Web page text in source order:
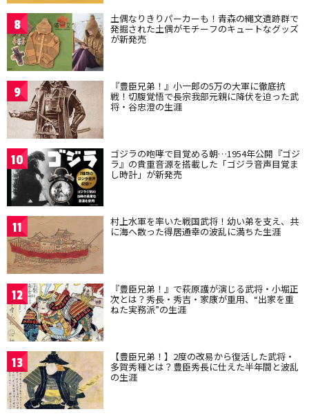
8 土偶なりきりパーカーも！青森の縄文遺跡群で
発掘された土偶がモチーフのキュートなグッズ
が新発売
9 『豊臣兄弟！』小一郎の5万の大軍に徹底抗
戦！切腹覚悟で長宗我部元親に降伏を迫った武
将・谷忠澄の生涯
10 ゴジラの咆哮で目覚める朝…1954年公開『ゴジ
ラ』の貴重音源を搭載した「ゴジラ音声目覚ま
し時計」が新発売
11 村上水軍を率いた戦国武将！幼い弟を支え、共
に海へ散った得居通幸の波乱に満ちた生涯
12 『豊臣兄弟！』で萩原護が演じる武将・小堀正
次とは？秀長・秀吉・家康が重用、“出家を重
ねた実務派”の生涯
13 【豊臣兄弟！】2度の改易から復活した武将・
多賀秀種とは？豊臣秀長に仕えた半年間と波乱
の生涯